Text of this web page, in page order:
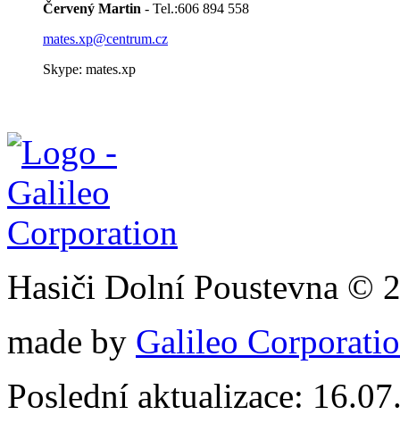
Červený Martin - Tel.:606 894 558
mates.xp@centrum.cz
Skype: mates.xp
Hasiči Dolní Poustevna ©
made by Galileo
Poslední aktualizace: